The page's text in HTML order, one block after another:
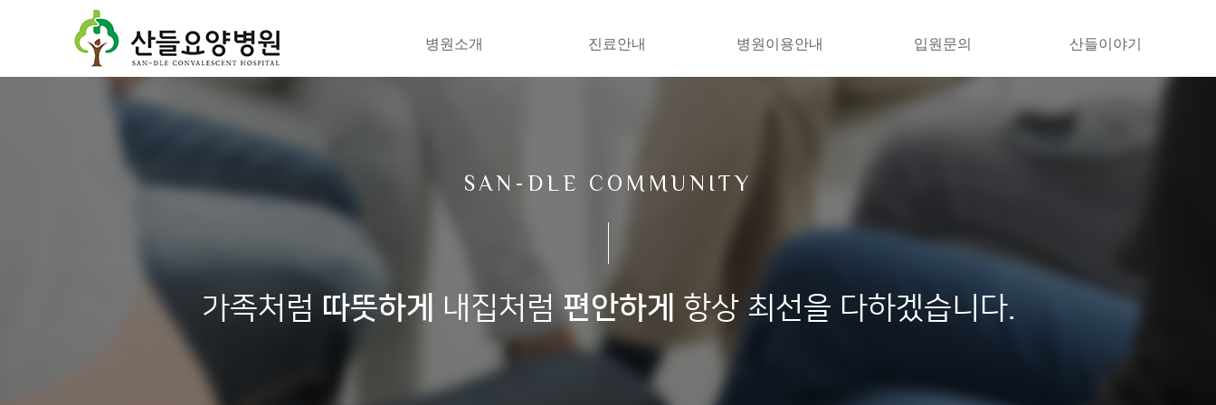
병원소개 진료안내 병원이용안내 입원문의 산들이야기
SAN-DLE COMMUNITY
가족처럼 따뜻하게 내집처럼 편안하게 항상 최선을 다하겠습니다.